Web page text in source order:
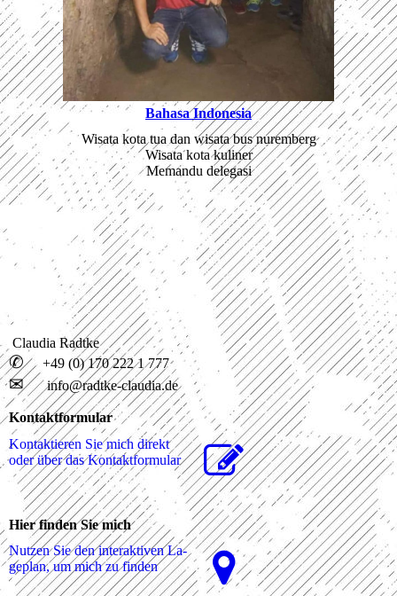
Bahasa Indonesia
Wisata kota tua dan wisata bus nuremberg
Wisata kota kuliner
Memandu delegasi
Claudia Radtke
✆+49 (0) 170 222 1 777
✉ info@radtke-claudia.de
Kontaktformular
Kontaktieren Sie mich direkt
oder über das Kon­takt­for­mu­lar
Hier finden Sie mich
Nutzen Sie den interaktiven La­
ge­plan, um mich zu finden